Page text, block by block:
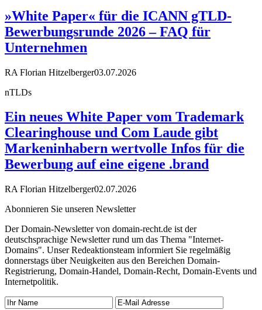
»White Paper« für die ICANN gTLD-
Bewerbungsrunde 2026 – FAQ für
Unternehmen
RA Florian Hitzelberger03.07.2026
nTLDs
Ein neues White Paper vom Trademark
Clearinghouse und Com Laude gibt
Markeninhabern wertvolle Infos für die
Bewerbung auf eine eigene .brand
RA Florian Hitzelberger02.07.2026
Abonnieren Sie unseren Newsletter
Der Domain-Newsletter von domain-recht.de ist der
deutschsprachige Newsletter rund um das Thema "Internet-
Domains". Unser Redeaktionsteam informiert Sie regelmäßig
donnerstags über Neuigkeiten aus den Bereichen Domain-
Registrierung, Domain-Handel, Domain-Recht, Domain-Events und
Internetpolitik.